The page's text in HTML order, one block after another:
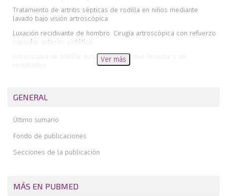
Tratamiento de artritis sépticas de rodilla en niños mediante
lavado bajo visión artroscópica
Luxación recidivante de hombro. Cirugía artroscópica con refuerzo
capsular anterior sintético
Artroscopia de tobillo: estudio prospectivo lesiona! y de
resultados
Ver más
GENERAL
Último sumario
Fondo de publicaciones
Secciones de la publicación
MÁS EN PUBMED